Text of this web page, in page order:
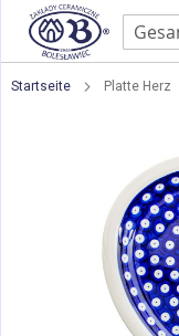
Startseite Platte Herz